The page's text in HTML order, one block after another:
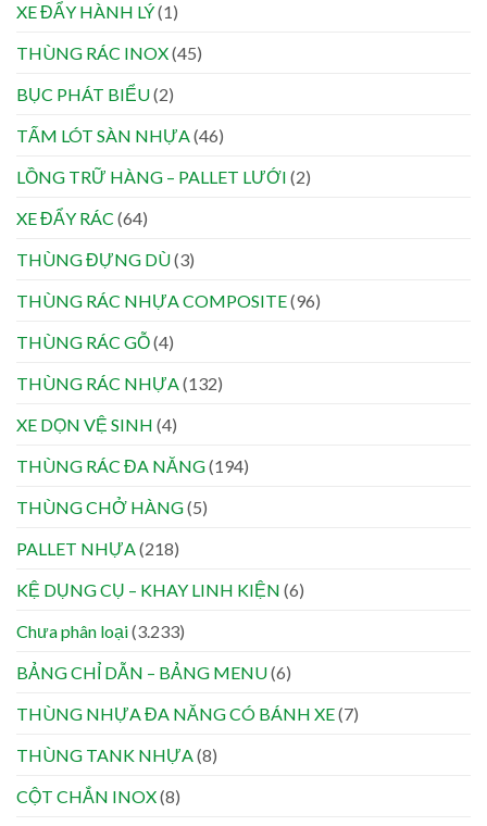
XE ĐẨY HÀNH LÝ(1)
THÙNG RÁC INOX(45)
BỤC PHÁT BIỂU(2)
TẤM LÓT SÀN NHỰA(46)
LỒNG TRỮ HÀNG – PALLET LƯỚI (2)
XE ĐẨY RÁC (64)
THÙNG ĐỰNG DÙ(3)
THÙNG RÁC NHỰA COMPOSITE(96)
THÙNG RÁC GỖ(4)
THÙNG RÁC NHỰA(132)
XE DỌN VỆ SINH (4)
THÙNG RÁC ĐA NĂNG(194)
THÙNG CHỞ HÀNG(5)
PALLET NHỰA(218)
KỆ DỤNG CỤ – KHAY LINH KIỆN (6)
Chưa phân loại(3.233)
BẢNG CHỈ DẪN – BẢNG MENU(6)
THÙNG NHỰA ĐA NĂNG CÓ BÁNH XE(7)
THÙNG TANK NHỰA(8)
CỘT CHẮN INOX(8)